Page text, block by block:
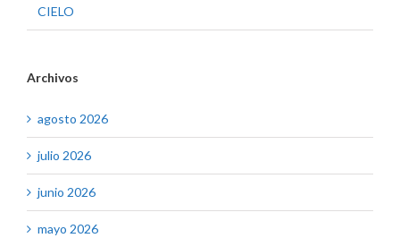
CIELO
Archivos
agosto 2026
julio 2026
junio 2026
mayo 2026